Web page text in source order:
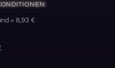
= 8,93 €